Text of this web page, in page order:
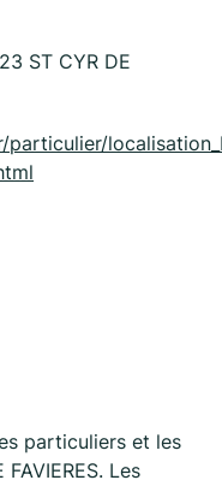
ST CYR DE
particuliers et les
Les